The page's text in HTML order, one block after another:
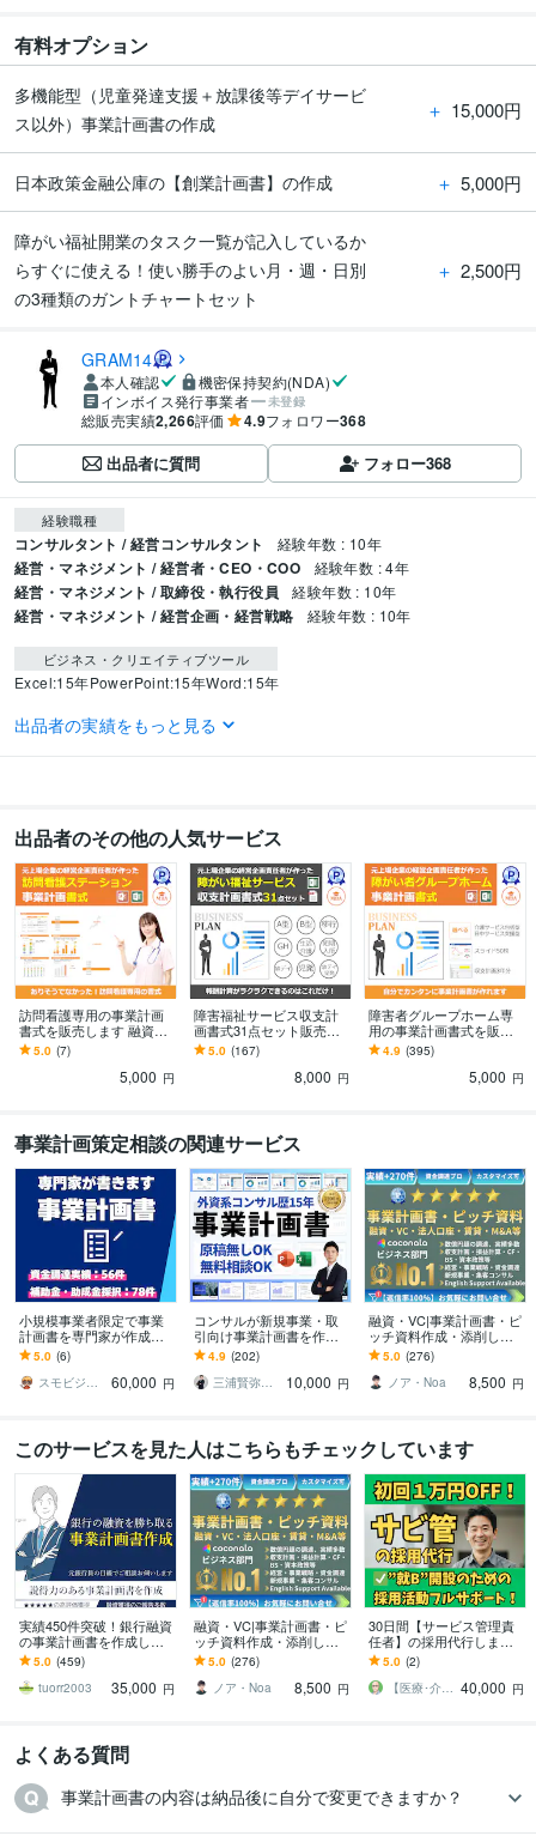
有料オプション
多機能型（児童発達支援＋放課後等デイサービ
ス以外）事業計画書の作成
＋ 15,000円
日本政策金融公庫の【創業計画書】の作成 ＋ 5,000円
障がい福祉開業のタスク一覧が記入しているか
らすぐに使える！使い勝手のよい月・週・日別
の3種類のガントチャートセット
＋ 2,500円
GRAM14
本人確認
機密保持契約(NDA)
インボイス発行事業者
未登録
総販売実績2,266評価 4.9フォロワー368
出品者に質問 フォロー368
経験職種
コンサルタント / 経営コンサルタント 経験年数 : 10年
経営・マネジメント / 経営者・CEO・COO 経験年数 : 4年
経営・マネジメント / 取締役・執行役員 経験年数 : 10年
経営・マネジメント / 経営企画・経営戦略 経験年数 : 10年
ビジネス・クリエイティブツール
Excel:15年PowerPoint:15年Word:15年
得意分野
出品者の実績をもっと見る
出品者のその他の人気サービス
訪問看護専用の事業計画
書式を販売します 融資が
必要ならこちら！ありそ
うでなかった訪問看護の
5.0 (7)
5,000 円
障害福祉サービス収支計
画書式31点セット販売し
ます 障害福祉サービスの
ほとんどが分かります！
5.0 (167)
8,000 円
障害者グループホーム専
用の事業計画書式を販売
します 融資が必要ならこ
ちら！エクセル3年分とパ
ワポ50枚のセット
4.9 (395)
5,000 円
事業計画策定相談の関連サービス
小規模事業者限定で事業
計画書を専門家が作成し
ます スモールビジネスの
専門家が〝強い〟事業計
画書をつくります！
5.0 (6)
スモビジ大学長｜てらもと さとし
60,000 円
コンサルが新規事業・取
引向け事業計画書を作成
します 原稿無し対応・短
納期・修正対応：社内承
認から取引先提示まで
4.9 (202)
三浦賢弥＠経営コンサルタント
10,000 円
融資・VC|事業計画書・ピ
ッチ資料作成・添削しま
す 億円超の資金調達・実
績多数 | 経営13年のプロ
がサポート
5.0 (276)
ノア・Noa
8,500 円
このサービスを見た人はこちらもチェックしています
実績450件突破！銀行融資
の事業計画書を作成しま
す 元銀行員が銀行、公庫
の融資を勝ち取る事業計
画書を作成します
5.0 (459)
tuorr2003
35,000 円
融資・VC|事業計画書・ピ
ッチ資料作成・添削しま
す 億円超の資金調達・実
績多数 | 経営13年のプロ
がサポート
5.0 (276)
ノア・Noa
8,500 円
30日間【サービス管理責
任者】の採用代行します
✅障害福祉立ち上げ時の指
定申請通すジョブメドレ
ースカウト代行
5.0 (2)
【医療･介護･福祉】採用代行RPO－W 40,000 円
よくある質問
事業計画書の内容は納品後に自分で変更できますか？